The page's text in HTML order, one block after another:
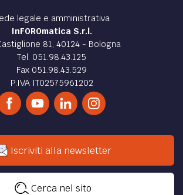
legale e amministrativa
InFOROmatica S.r.l.
81, 40124 - Bologna
Tel. 051.98.43.125
Fax 051.98.43.529
P.IVA IT02575961202
Iscriviti alla newsletter
Cerca nel sito